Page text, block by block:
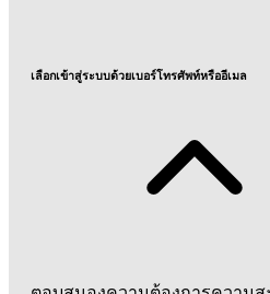
เลือกเข้าสู่ระบบด้วยเบอร์โทรศัพท์หรืออีเมล